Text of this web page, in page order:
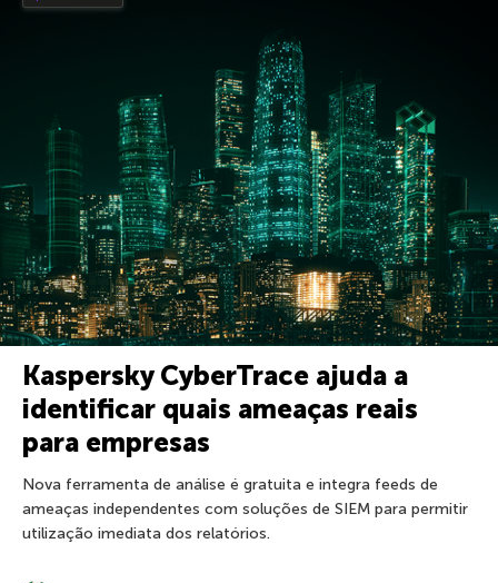
Kaspersky CyberTrace ajuda a
identificar quais ameaças reais
para empresas
Nova ferramenta de análise é gratuita e integra feeds de
ameaças independentes com soluções de SIEM para permitir
utilização imediata dos relatórios.